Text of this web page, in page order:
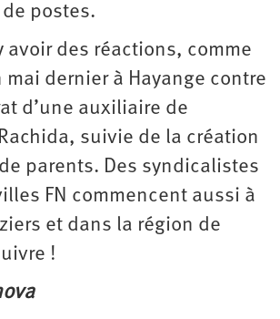
postes.
avoir des réactions, comme
mai dernier à Hayange contre
d’une auxiliaire de
suivie de la création
parents. Des syndicalistes
FN commencent aussi à
et dans la région de
!